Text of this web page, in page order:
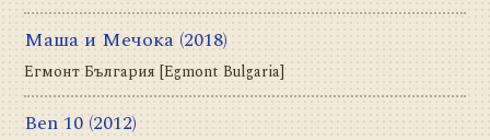
Маша и Мечока (2018)
Егмонт България [Egmont Bulgaria]
Ben 10 (2012)